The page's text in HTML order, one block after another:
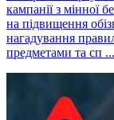
кампанії з мінної
на підвищення
нагадування
предметами та сп ...